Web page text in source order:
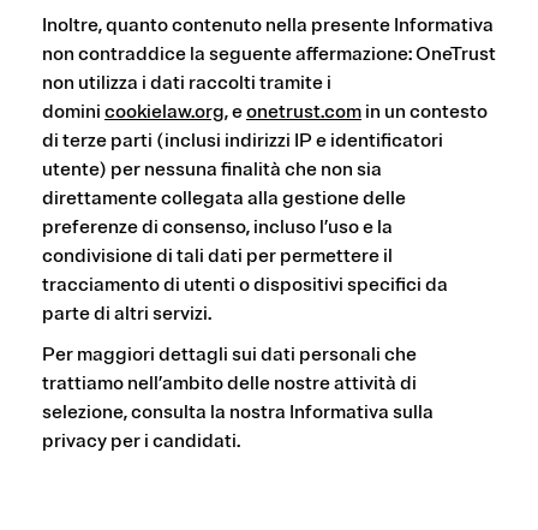
Inoltre, quanto contenuto nella presente Informativa
non contraddice la seguente affermazione: OneTrust
non utilizza i dati raccolti tramite i
domini cookielaw.org, eonetrust.com in un contesto
di terze parti (inclusi indirizzi IP e identificatori
utente) per nessuna finalità che non sia
direttamente collegata alla gestione delle
preferenze di consenso, incluso l’uso e la
condivisione di tali dati per permettere il
tracciamento di utenti o dispositivi specifici da
parte di altri servizi.
Per maggiori dettagli sui dati personali che
trattiamo nell’ambito delle nostre attività di
selezione, consulta la nostra Informativa sulla
privacy per i candidati.